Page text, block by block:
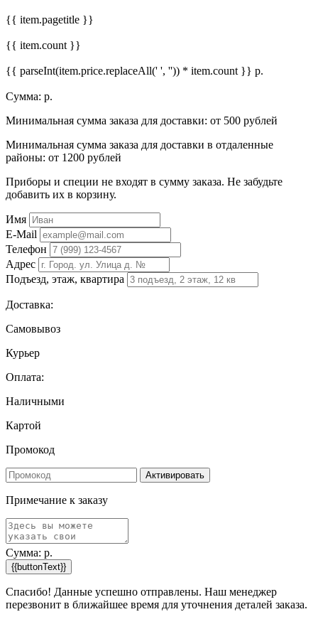
{{ item.pagetitle }}
{{ item.count }}
{{ parseInt(item.price.replaceAll(' ', '')) * item.count }} р.
Сумма: р.
Минимальная сумма заказа для доставки: от 500 рублей
Минимальная сумма заказа для доставки в отдаленные
районы: от 1200 рублей
Приборы и специи не входят в сумму заказа. Не забудьте
добавить их в корзину.
Имя
E-Mail
Телефон
Адрес
Подъезд, этаж, квартира
Доставка:
Самовывоз
Курьер
Оплата:
Наличными
Картой
Промокод
Активировать
Примечание к заказу
Сумма: р.
{{buttonText}}
Спасибо! Данные успешно отправлены. Наш менеджер
перезвонит в ближайшее время для уточнения деталей заказа.